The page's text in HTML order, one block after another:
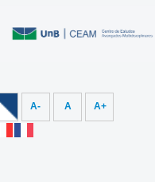
Acesso à informaçãoEstude na UnB
Graduação
A- A A+